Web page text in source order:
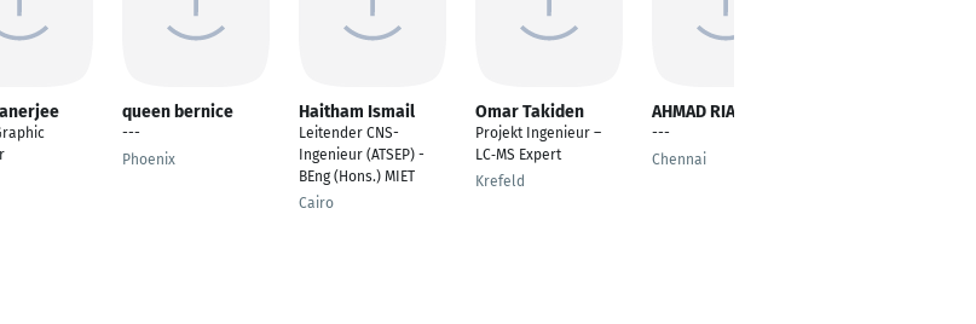
queen bernice
---
Phoenix
Haitham Ismail
Leitender CNS-
Ingenieur (ATSEP) -
BEng (Hons.) MIET
Cairo
Omar Takiden
Projekt Ingenieur –
LC‑MS Expert
Krefeld
AHMAD RIAZUDDIN
---
Chennai